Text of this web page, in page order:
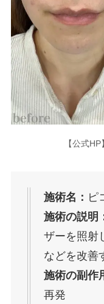
【公式HP】
施術名： ピ
施術の説明
ザーを照射
などを改善
施術の副作
再発